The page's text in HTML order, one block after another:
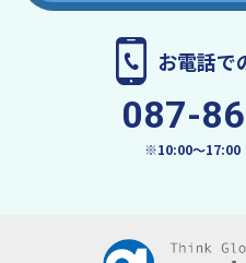
お電話で
087-
※10:00〜17:00